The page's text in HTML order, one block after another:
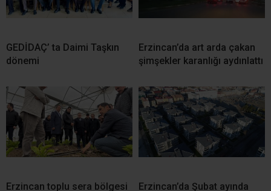
GEDİDAÇ’ ta Daimi Taşkın
dönemi
Erzincan’da art arda çakan
şimşekler karanlığı aydınlattı
Erzincan toplu sera bölgesi
Erzincan’da Şubat ayında